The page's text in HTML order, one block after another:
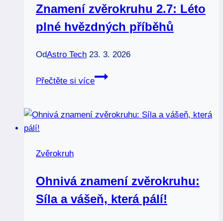
Znamení zvěrokruhu 2.7: Léto
plné hvězdných příběhů
OdAstro Tech 23. 3. 2026
Přečtěte si více
Znamení
Léto
Zvěrokruh
Ohnivá znamení zvěrokruhu:
Síla a vášeň, která pálí!